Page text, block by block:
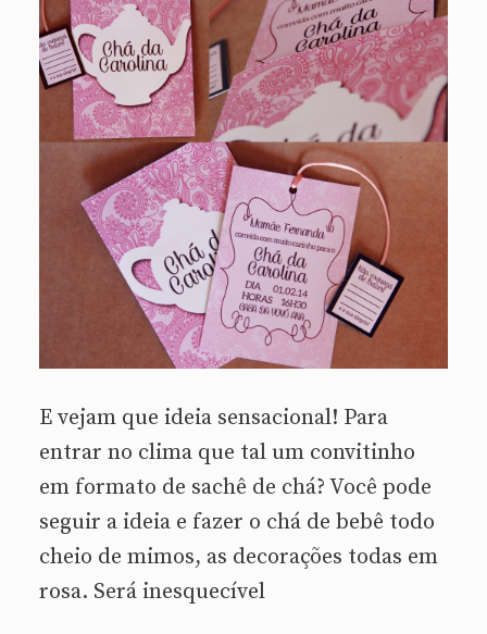
E vejam que ideia sensacional! Para
entrar no clima que tal um convitinho
em formato de sachê de chá? Você pode
seguir a ideia e fazer o chá de bebê todo
cheio de mimos, as decorações todas em
rosa. Será inesquecível